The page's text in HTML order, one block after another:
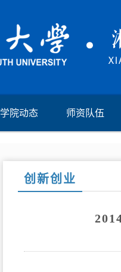
学院动态 师资队伍
创新创业